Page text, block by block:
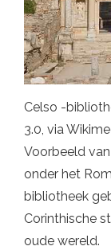
Celso -
3.0, via
Voorbeeld
onder het
bibliotheek
Corinthische
oude wereld.